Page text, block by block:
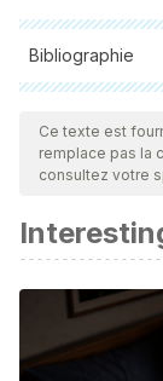
Bibliographie
Toutes les
par notre équipe
actualité et leur
ou scientifique
Park, K.-Y.,
Health
as a
https://
Ce texte est
remplace pas la
consultez votre